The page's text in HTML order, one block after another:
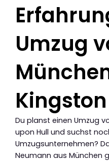
Umzug
Du planst einen Umzug
upon Hull und suchst
Umzugsunternehmen?
Neumann aus München